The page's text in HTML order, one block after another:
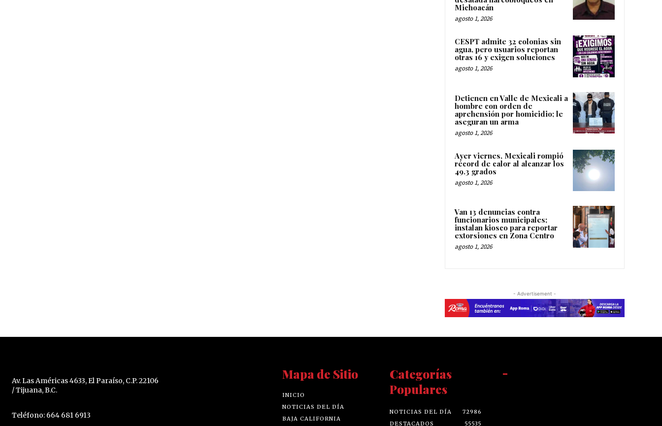
Michoacán
agosto 1, 2026
CESPT admite 32 colonias sin
agua, pero usuarios reportan
otras 16 y exigen soluciones
agosto 1, 2026
Detienen en Valle de Mexicali a
hombre con orden de
aprehensión por homicidio; le
aseguran un arma
agosto 1, 2026
Ayer viernes, Mexicali rompió
récord de calor al alcanzar los
49.3 grados
agosto 1, 2026
Van 13 denuncias contra
funcionarios municipales;
instalan kiosco para reportar
extorsiones en Zona Centro
agosto 1, 2026
- Advertisement -
Av. Las Américas 4633, El Paraíso, C.P. 22106
/ Tijuana, B.C.
Teléfono: 664 681 6913
Mapa de Sitio
INICIO
NOTICIAS DEL DÍA
BAJA CALIFORNIA
Categorías
Populares
NOTICIAS DEL DÍA
72986
DESTACADOS
55535
-